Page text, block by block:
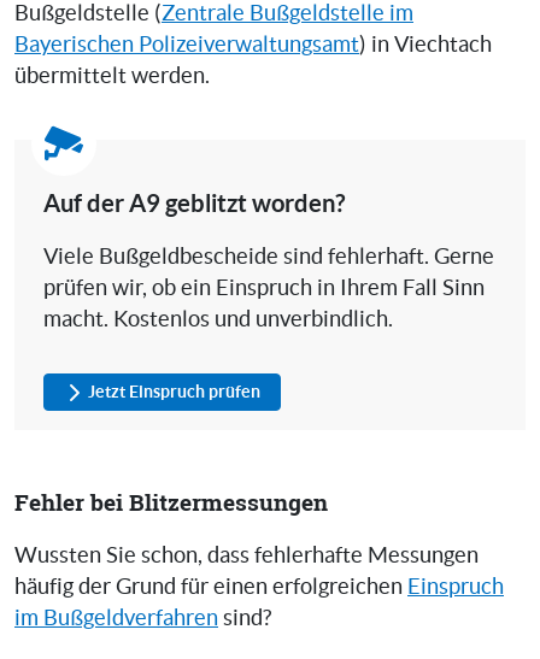
Bußgeldstelle (Zentrale Bußgeldstelle im
Bayerischen Polizeiverwaltungsamt) in Viechtach
übermittelt werden.
Auf der A9 geblitzt worden?
Viele Bußgeldbescheide sind fehlerhaft. Gerne
prüfen wir, ob ein Einspruch in Ihrem Fall Sinn
macht. Kostenlos und unverbindlich.
Jetzt Einspruch prüfen
Fehler bei Blitzermessungen
Wussten Sie schon, dass fehlerhafte Messungen
häufig der Grund für einen erfolgreichen Einspruch
im Bußgeldverfahren sind?